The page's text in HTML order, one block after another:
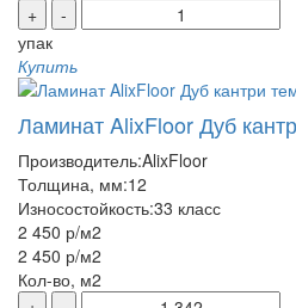
+
-
упак
Купить
Ламинат AlixFloor Дуб
Производитель:AlixFloor
Толщина, мм:12
Износостойкость:33 класс
2 450 р/м2
2 450 р/м2
Кол-во, м2